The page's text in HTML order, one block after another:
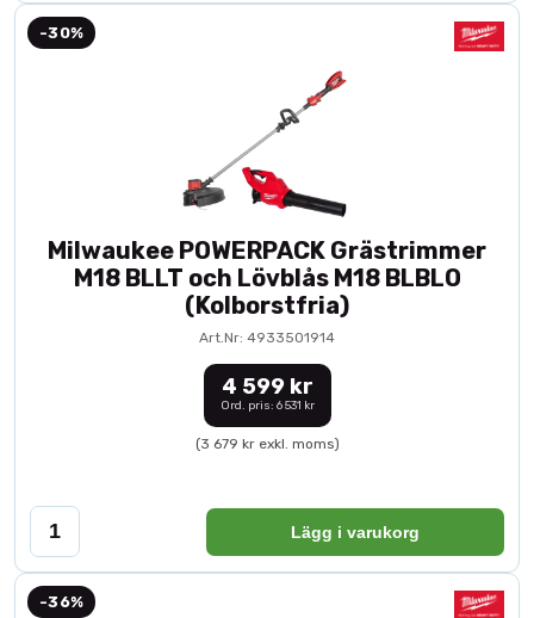
-30%
Milwaukee POWERPACK Grästrimmer
M18 BLLT och Lövblås M18 BLBLO
(Kolborstfria)
Art.Nr: 4933501914
4 599 kr
Ord. pris: 6 531 kr
(3 679 kr exkl. moms)
Lägg i varukorg
-36%